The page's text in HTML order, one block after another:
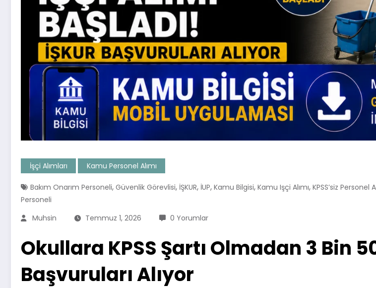
İşçi Alımları Kamu Personel Alımı
Bakım Onarım Personeli, Güvenlik Görevlisi, İŞKUR, İUP, Kamu Bilgisi, Kamu Işçi Alımı, KPSS’siz Personel
Personeli
Muhsin
Temmuz 1, 2026 0 Yorumlar
Okullara KPSS Şartı Olmadan 3 Bin
Başvuruları Alıyor